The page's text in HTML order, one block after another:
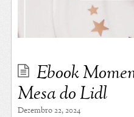
Ebook
Mesa do Lidl
Dezembro 22, 2024